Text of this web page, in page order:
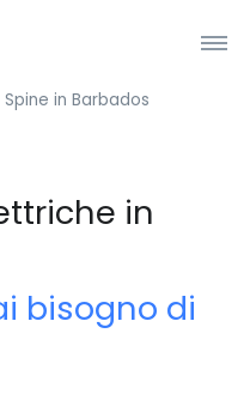
in Barbados
in
bisogno di